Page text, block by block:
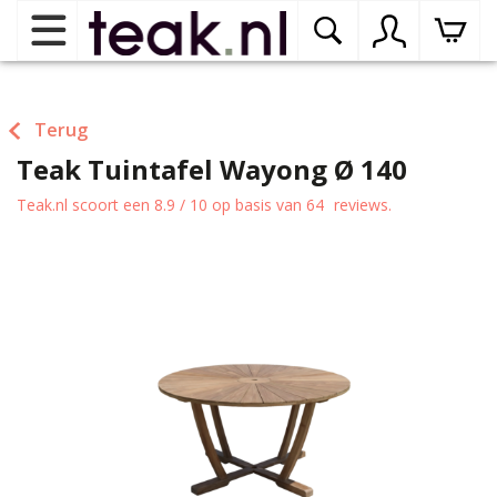
Teak tuinmeubelen
Teak onderhoudsproducten
binnenmeubelen
Terug
Teak Tuintafel Wayong Ø 140
Teak.nl scoort een 8.9 / 10 op basis van 64 reviews.